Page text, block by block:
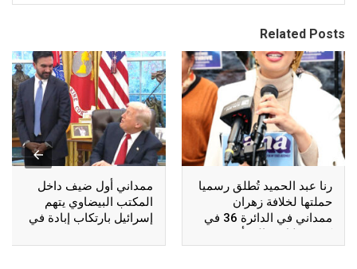
Related Posts
رنا عبد الحميد تُطلق رسميا
حملتها لخلافة زهران
ممداني في الدائرة 36 في
كوينز خلال فعالية أقيمت
بأستوريا
ممداني أول ضيف داخل
المكتب البيضاوي يتهم
إسرائيل بارتكاب إبادة في